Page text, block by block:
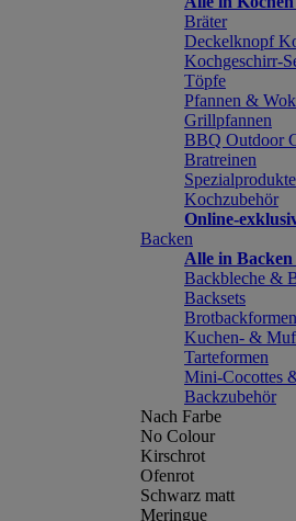
Bräter
Deckelknopf
Kochgeschirr-
Töpfe
Pfannen &
Grillpfannen
BBQ Outdoor
Bratreinen
Spezialprodukte
Kochzubehör
Online-
Backen
Alle in Backen
Backbleche &
Backsets
Kuchen- &
Tarteformen
Mini-Cocottes
Backzubehör
Nach Farbe
No Colour
Kirschrot
Ofenrot
Schwarz matt
Meringue